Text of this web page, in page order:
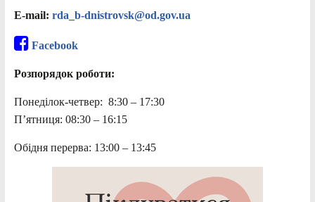
E-mail: rda_b-dnistrovsk@od.gov.ua
Facebook
Розпорядок роботи:
Понеділок-четвер: 8:30 – 17:30
П’ятниця: 08:30 – 16:15
Обідня перерва: 13:00 – 13:45